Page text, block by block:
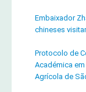
Embaixador
chineses
Protocolo de
Académica
Agrícola de